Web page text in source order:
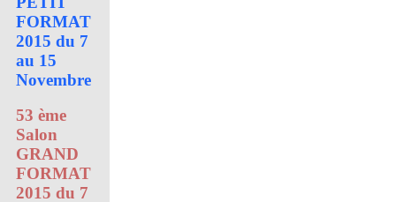
FORMAT
2015 du 7
au 15
Novembre
53 ème
Salon
GRAND
FORMAT
2015 du 7